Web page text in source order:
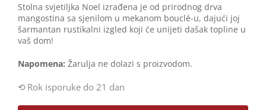
Stolna svjetiljka Noel izrađena je od prirodnog drva
mangostina sa sjenilom u mekanom bouclé-u, dajući joj
šarmantan rustikalni izgled koji će unijeti dašak topline u
vaš dom!
Napomena: Žarulja ne dolazi s proizvodom.
Rok isporuke do 21 dan